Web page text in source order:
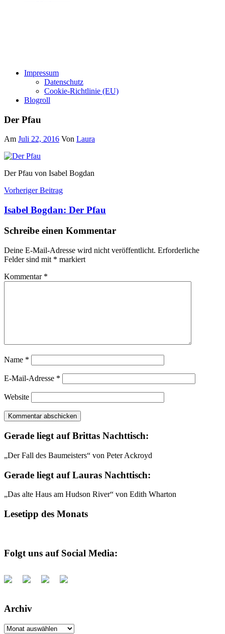
Impressum
Datenschutz
Cookie-Richtlinie (EU)
Blogroll
Der Pfau
Am Juli 22, 2016 Von Laura
Der Pfau von Isabel Bogdan
Beitragsnavigation
Vorheriger Beitrag
Isabel Bogdan: Der Pfau
Schreibe einen Kommentar
Deine E-Mail-Adresse wird nicht veröffentlicht. Erforderliche
Felder sind mit * markiert
Kommentar *
Name *
E-Mail-Adresse *
Website
Gerade liegt auf Brittas Nachttisch:
„Der Fall des Baumeisters“ von Peter Ackroyd
Gerade liegt auf Lauras Nachttisch:
„Das alte Haus am Hudson River“ von Edith Wharton
Lesetipp des Monats
Folgt uns auf Social Media:
Archiv
Archiv